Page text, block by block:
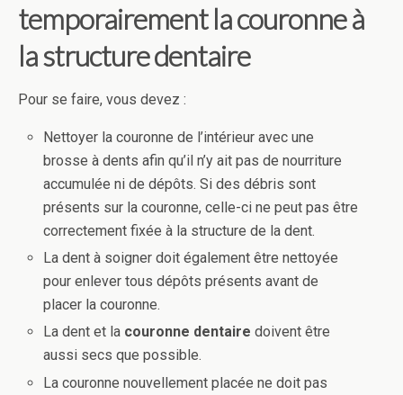
temporairement la couronne à
la structure dentaire
Pour se faire, vous devez :
Nettoyer la couronne de l’intérieur avec une
brosse à dents afin qu’il n’y ait pas de nourriture
accumulée ni de dépôts. Si des débris sont
présents sur la couronne, celle-ci ne peut pas être
correctement fixée à la structure de la dent.
La dent à soigner doit également être nettoyée
pour enlever tous dépôts présents avant de
placer la couronne.
La dent et la couronne dentaire doivent être
aussi secs que possible.
La couronne nouvellement placée ne doit pas